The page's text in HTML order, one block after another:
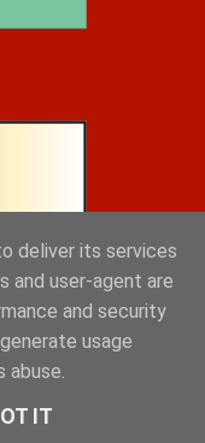
deliver its services
and user-agent are
and security
usage
abuse.
IT